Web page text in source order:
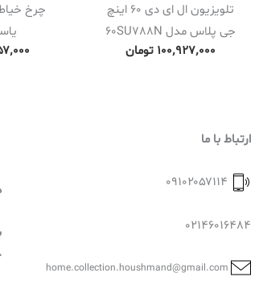
تلویزیون ال ای دی 60 اینچ
جی پلاس مدل 60SU788N
۱۰۰٬۹۲۷٬۰۰۰ تومان
چرخ
ارتباط با ما
02146016484